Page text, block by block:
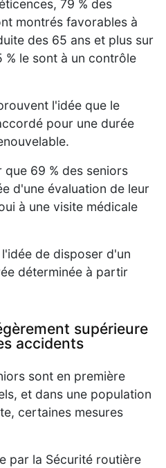
79 % des
montrés favorables à
des 65 ans et plus sur
le sont à un contrôle
l'idée que le
pour une durée
69 % des seniors
d'une évaluation de leur
à une visite médicale
de disposer d'un
déterminée à partir
supérieure
accidents
sont en première
et dans une population
certaines mesures
par la Sécurité routière